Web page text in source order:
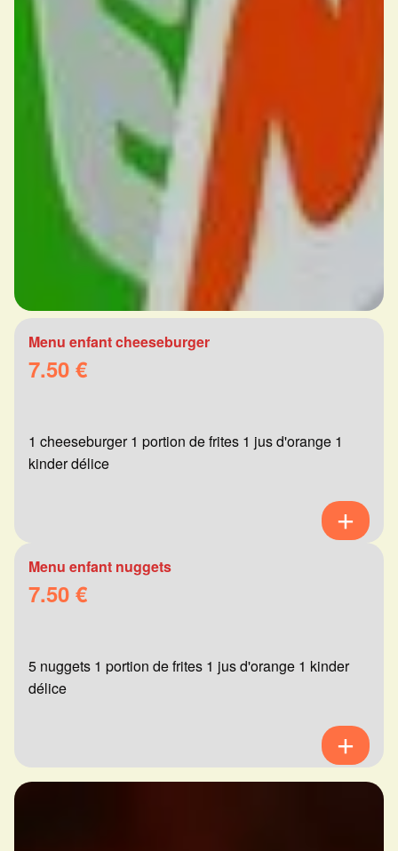
Menu enfant cheeseburger
7.50 €
1 cheeseburger 1 portion de frites 1 jus d'orange 1
kinder délice
Menu enfant nuggets
7.50 €
5 nuggets 1 portion de frites 1 jus d'orange 1 kinder
délice